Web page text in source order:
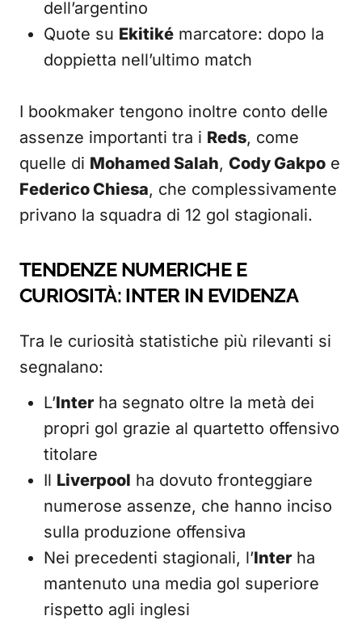
dell’argentino
Quote su Ekitiké marcatore: dopo la
doppietta nell’ultimo match
I bookmaker tengono inoltre conto delle
assenze importanti tra i Reds, come
quelle di Mohamed Salah, Cody Gakpo e
Federico Chiesa, che complessivamente
privano la squadra di 12 gol stagionali.
TENDENZE NUMERICHE E
CURIOSITÀ: INTER IN EVIDENZA
Tra le curiosità statistiche più rilevanti si
segnalano:
L’Inter ha segnato oltre la metà dei
propri gol grazie al quartetto offensivo
titolare
Il Liverpool ha dovuto fronteggiare
numerose assenze, che hanno inciso
sulla produzione offensiva
Nei precedenti stagionali, l’Inter ha
mantenuto una media gol superiore
rispetto agli inglesi